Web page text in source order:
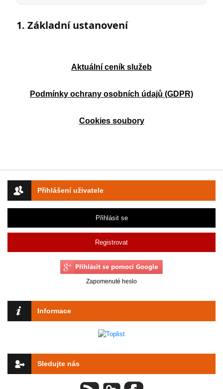
Přihlášení uživatele
Přihlásit se
Registrovat
Zapomenuté heslo
Informace
Sledujte nás
Aktuální ceník služeb
Podmínky ochrany osobních údajů (GDPR)
Cookies soubory